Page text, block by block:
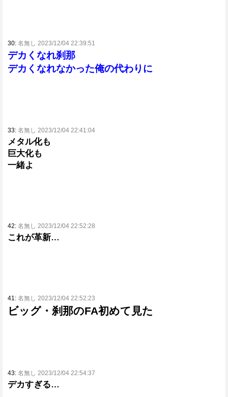
30: 名無し 2023/12/04 22:39:51
デカくなれ刹那
デカくなれなかった俺の代わりに
33: 名無し 2023/12/04 22:41:04
メタル化も
巨大化も
一緒よ
42: 名無し 2023/12/04 22:52:28
これが革新…
41: 名無し 2023/12/04 22:52:23
ビッグ・刹那のFA初めて見た
43: 名無し 2023/12/04 22:54:37
デカすぎる…